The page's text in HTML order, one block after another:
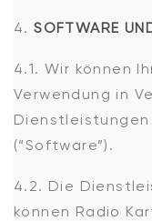
SOFTWARE
4.1. Wir können
Verwendung in
(“Software”).
4.2. Die
können Radio